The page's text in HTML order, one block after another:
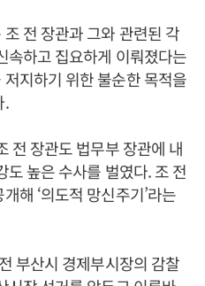
전 장관과 그와 관련된 각
속하고 집요하게 이뤄졌다는
지하기 위한 불순한 목적을
.
전 장관도 법무부 장관에 내
높은 수사를 벌였다. 조 전
해 ‘의도적 망신주기’라는
부산시 경제부시장의 감찰